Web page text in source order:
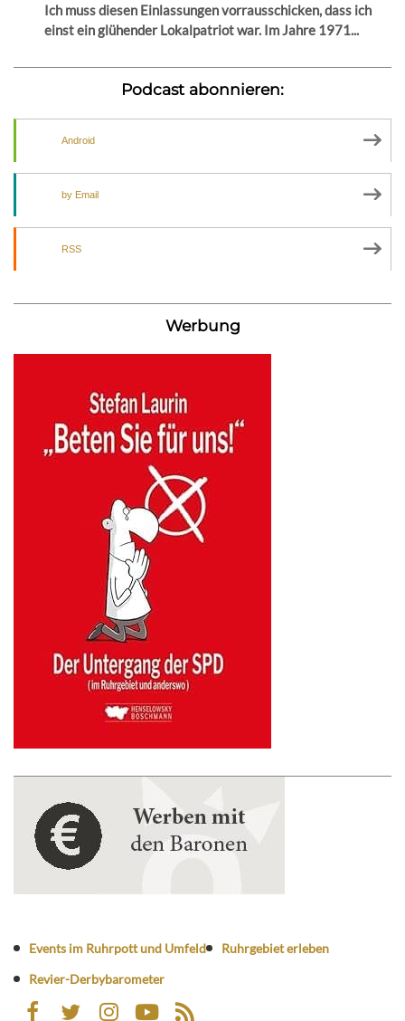
Ich muss diesen Einlassungen vorrausschicken, dass ich
einst ein glühender Lokalpatriot war. Im Jahre 1971...
Podcast abonnieren:
Android
by Email
RSS
Werbung
Events im Ruhrpott und Umfeld
Ruhrgebiet erleben
Revier-Derbybarometer